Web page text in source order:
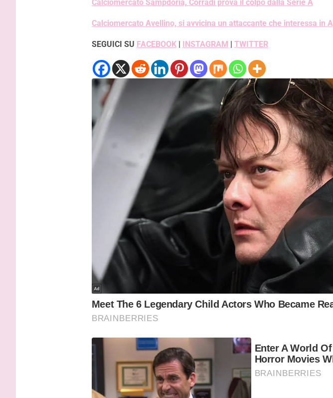
Calciomercato Sampdoria, Corradi prova il colpo dalla Serie A
Calciomercato Avellino, si avvicina un attaccante che interessa in A
SEGUICI SU FACEBOOK| INSTAGRAM | TWITTER